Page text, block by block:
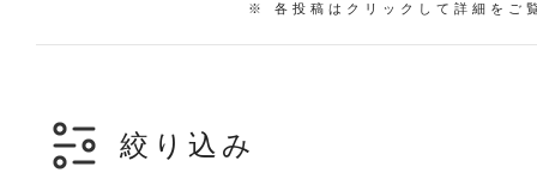
アテニア
※ 各投稿はクリックして詳細をご
絞り込み